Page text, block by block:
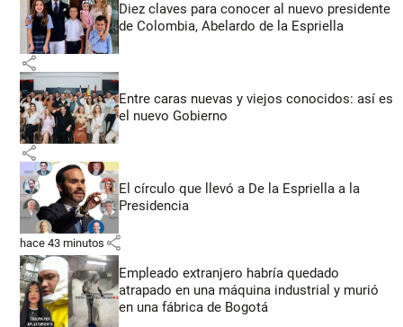
Diez claves para conocer al nuevo presidente
de Colombia, Abelardo de la Espriella
share
Entre caras nuevas y viejos conocidos: así es
el nuevo Gobierno
share
El círculo que llevó a De la Espriella a la
Presidencia
hace 43 minutos share
Empleado extranjero habría quedado
atrapado en una máquina industrial y murió
en una fábrica de Bogotá